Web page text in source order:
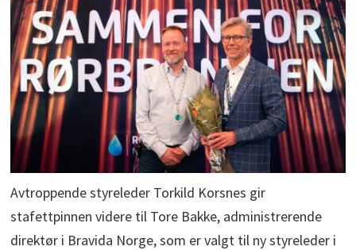
Avtroppende styreleder Torkild Korsnes gir
stafettpinnen videre til Tore Bakke, administrerende
direktør i Bravida Norge, som er valgt til ny styreleder i